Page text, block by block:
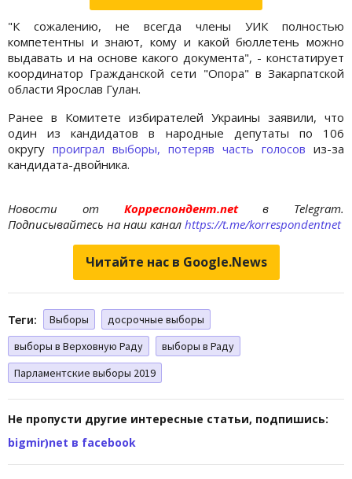
"К сожалению, не всегда члены УИК полностью
компетентны и знают, кому и какой бюллетень можно
выдавать и на основе какого документа", - констатирует
координатор Гражданской сети "Опора" в Закарпатской
области Ярослав Гулан.
Ранее в Комитете избирателей Украины заявили, что
один из кандидатов в народные депутаты по 106
округу проиграл выборы, потеряв часть голосов из-за
кандидата-двойника.
Новости отКорреспондент.netв Telegram.
Подписывайтесь на наш канал https://t.me/korrespondentnet
Читайте нас в Google.News
Теги: Выборы
досрочные выборы
выборы в Верховную Раду
выборы в Раду
Парламентские выборы 2019
Не пропусти другие интересные статьи, подпишись:
bigmir)net в facebook